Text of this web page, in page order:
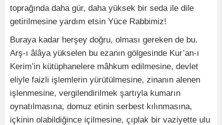
toprağında daha gür, daha yüksek bir seda ile dile
getirilmesine yardım etsin Yüce Rabbimiz!
Buraya kadar herşey doğru, olması gereken de bu.
Arş-ı âlâya yükselen bu ezanın gölgesinde Kur’an-ı
Kerim’in kütüphanelere mâhkum edilmesine, devlet
eliyle faizli işlemlerin yürütülmesine, zinanın alenen
işlenmesine, vergilendirilmek şartıyla kumarın
oynatılmasına, domuz etinin serbest kılınmasına,
içkinin olabildiğince içilmesine, çıplak bir vaziyette ulu